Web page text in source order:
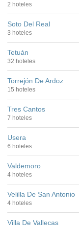
2 hoteles
Soto Del Real
3 hoteles
Tetuán
32 hoteles
Torrejón De Ardoz
15 hoteles
Tres Cantos
7 hoteles
Usera
6 hoteles
Valdemoro
4 hoteles
Velilla De San Antonio
4 hoteles
Villa De Vallecas